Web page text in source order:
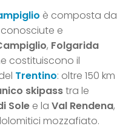
è composta da
e
, Folgarida
costituiscono il
Trentino: oltre 150 km
skipasstra le
Sole e la Val Rendena,
mozzafiato.